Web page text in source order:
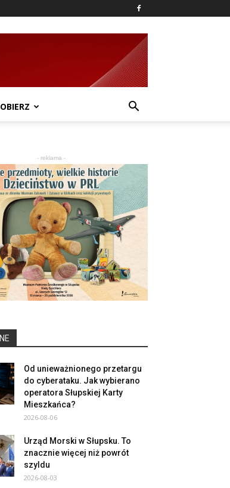
- reklama -
Od unieważnionego przetargu
do cyberataku. Jak wybierano
operatora Słupskiej Karty
Mieszkańca?
2026-08-06
Urząd Morski w Słupsku. To
znacznie więcej niż powrót
szyldu
2026-08-03